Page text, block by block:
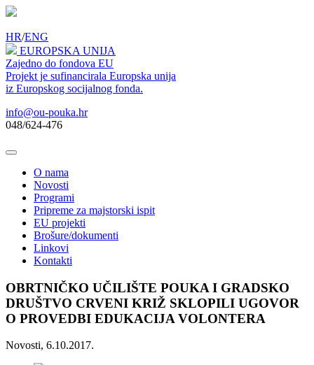
HR/ENG
EUROPSKA UNIJA
Zajedno do fondova EU
Projekt je sufinancirala Europska unija
iz Europskog socijalnog fonda.
info@ou-pouka.hr
048/624-476
O nama
Novosti
Programi
Pripreme za majstorski ispit
EU projekti
Brošure/dokumenti
Linkovi
Kontakti
OBRTNIČKO UČILIŠTE POUKA I GRADSKO
DRUŠTVO CRVENI KRIŽ SKLOPILI UGOVOR
O PROVEDBI EDUKACIJA VOLONTERA
Novosti, 6.10.2017.